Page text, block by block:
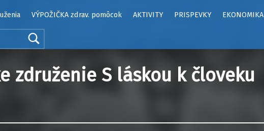
VÝPOŽIČKA zdrav. pomôcok AKTIVITY PRISPEVKY EKONOMIKA
združenie S láskou k človeku